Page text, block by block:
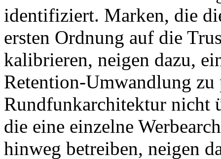
identifiziert. Marken, die
ersten Ordnung auf die
kalibrieren, neigen dazu,
Retention-Umwandlung zu
Rundfunkarchitektur nicht
die eine einzelne
hinweg betreiben, neigen